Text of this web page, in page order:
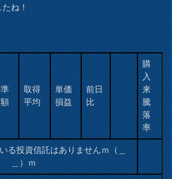
たね！
取得
平均
単価
損益
前日
比
購
入
来
騰
落
率
る投資信託はありませんｍ（＿
＿）ｍ